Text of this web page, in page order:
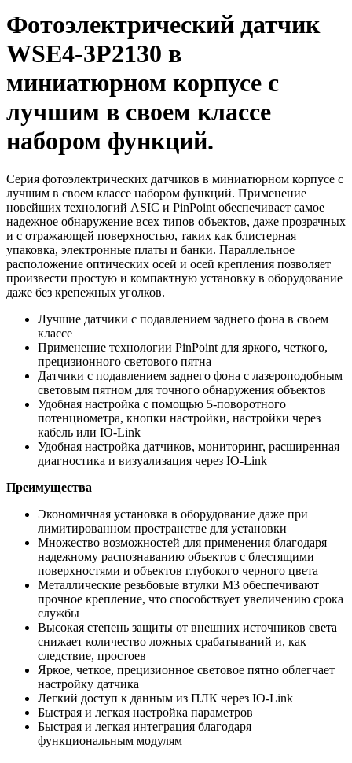
Фотоэлектрический датчик
WSE4-3P2130 в
миниатюрном корпусе с
лучшим в своем классе
набором функций.
Серия фотоэлектрических датчиков в миниатюрном корпусе с
лучшим в своем классе набором функций. Применение
новейших технологий ASIC и PinPoint обеспечивает самое
надежное обнаружение всех типов объектов, даже прозрачных
и с отражающей поверхностью, таких как блистерная
упаковка, электронные платы и банки. Параллельное
расположение оптических осей и осей крепления позволяет
произвести простую и компактную установку в оборудование
даже без крепежных уголков.
Лучшие датчики с подавлением заднего фона в своем
классе
Применение технологии PinPoint для яркого, четкого,
прецизионного светового пятна
Датчики с подавлением заднего фона c лазероподобным
световым пятном для точного обнаружения объектов
Удобная настройка с помощью 5-поворотного
потенциометра, кнопки настройки, настройки через
кабель или IO-Link
Удобная настройка датчиков, мониторинг, расширенная
диагностика и визуализация через IO-Link
Преимущества
Экономичная установка в оборудование даже при
лимитированном пространстве для установки
Множество возможностей для применения благодаря
надежному распознаванию объектов с блестящими
поверхностями и объектов глубокого черного цвета
Металлические резьбовые втулки M3 обеспечивают
прочное крепление, что способствует увеличению срока
службы
Высокая степень защиты от внешних источников света
снижает количество ложных срабатываний и, как
следствие, простоев
Яркое, четкое, прецизионное световое пятно облегчает
настройку датчика
Легкий доступ к данным из ПЛК через IO-Link
Быстрая и легкая настройка параметров
Быстрая и легкая интеграция благодаря
функциональным модулям